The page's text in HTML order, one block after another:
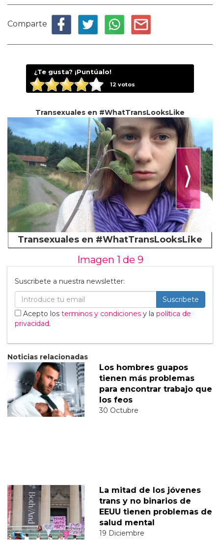
Comparte
¿Te gusta? ¡Puntúalo!
12 votos
Transexuales en #WhatTransLooksLike
⟩
Transexuales en #WhatTransLooksLike
Imagen 1 de 9
Suscribete a nuestra newsletter:
Suscribete
Acepto los terminos y condiciones y la política de
privacidad.
Noticias relacionadas
Los hombres guapos
tienen más problemas
para encontrar trabajo que
los feos
30 Octubre
La mitad de los jóvenes
trans y no binarios de
EEUU tienen problemas de
salud mental
19 Diciembre